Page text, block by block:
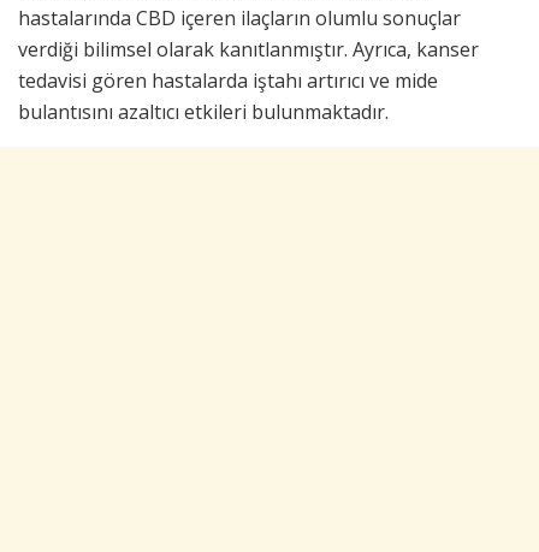
hastalarında CBD içeren ilaçların olumlu sonuçlar
verdiği bilimsel olarak kanıtlanmıştır. Ayrıca, kanser
tedavisi gören hastalarda iştahı artırıcı ve mide
bulantısını azaltıcı etkileri bulunmaktadır.